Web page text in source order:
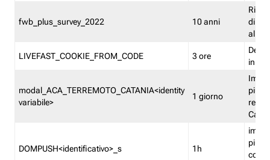
fwb_plus_survey_2022 10 anni
di
LIVEFAST_COOKIE_FROM_CODE 3 ore
in
modal_ACA_TERREMOTO_CATANIA<identity
variabile>
1 giorno
più
DOMPUSH<identificativo>_s 1h
più